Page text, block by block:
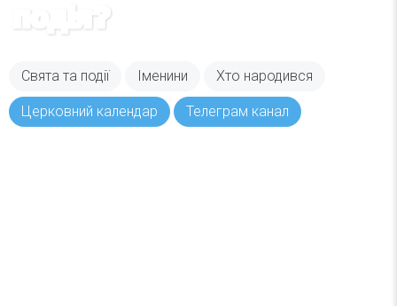
подія?
Свята та події Іменини Хто народився
Церковний календар Телеграм канал